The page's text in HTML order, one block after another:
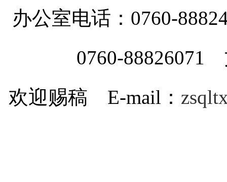
办公室电话：0760-
0760-88826071
欢迎赐稿 E-mail：